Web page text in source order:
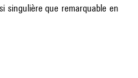
singulière que remarquable en